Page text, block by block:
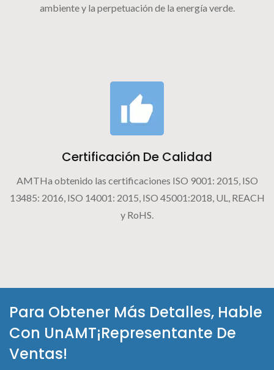
ambiente y la perpetuación de la energía verde.
Certificación De Calidad
AMTHa obtenido las certificaciones ISO 9001: 2015, ISO
13485: 2016, ISO 14001: 2015, ISO 45001:2018, UL, REACH
y RoHS.
Para Obtener Más Detalles, Hable
Con UnAMT¡Representante De
Ventas!